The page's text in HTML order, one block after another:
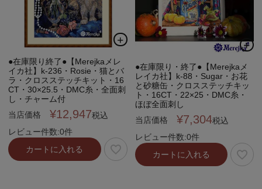
●在庫限り終了●【Merejkaメレ
イカ社】k-236・Rosie・猫とバ
ラ・クロスステッチキット・16
CT・30×25.5・DMC糸・全面刺
し・チャーム付
当店価格
¥12,947税込
レビュー件数:0件
カートに入れる
●在庫限り・終了●【Merejkaメ
レイカ社】k-88・Sugar・お花
と砂糖缶・クロスステッチキッ
ト・16CT・22×25・DMC糸・
ほぼ全面刺し
当店価格
¥7,304税込
レビュー件数:0件
カートに入れる